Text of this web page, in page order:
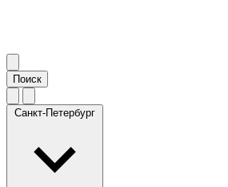
Санкт-Петербург